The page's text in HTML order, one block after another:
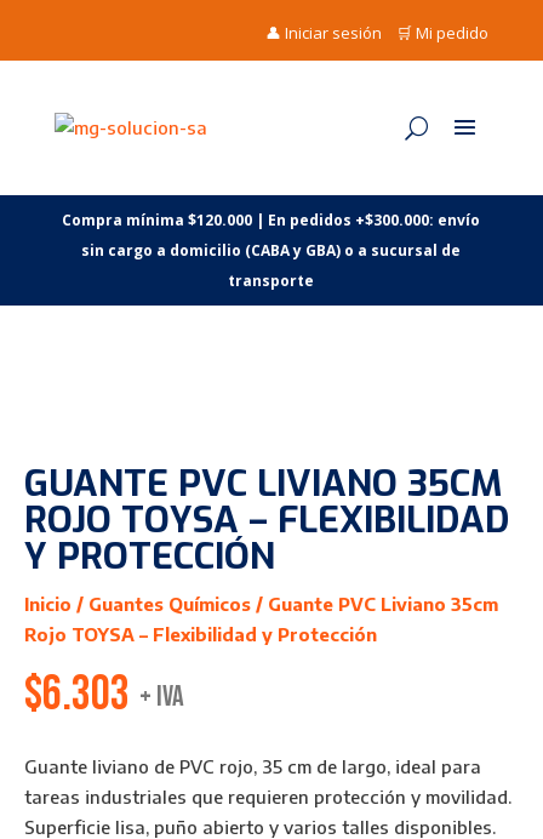
👤 Iniciar sesión 🛒 Mi pedido
Compra mínima $120.000 | En pedidos +$300.000: envío
sin cargo a domicilio (CABA y GBA) o a sucursal de
transporte
GUANTE PVC LIVIANO 35CM
ROJO TOYSA – FLEXIBILIDAD
Y PROTECCIÓN
Inicio / Guantes Químicos / Guante PVC Liviano 35cm
Rojo TOYSA – Flexibilidad y Protección
$6.303 + IVA
Guante liviano de PVC rojo, 35 cm de largo, ideal para
tareas industriales que requieren protección y movilidad.
Superficie lisa, puño abierto y varios talles disponibles.